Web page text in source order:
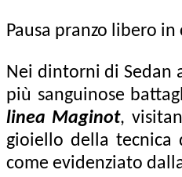
Pausa pranzo libero in
Nei dintorni di Sedan
più sanguinose
linea Maginot,
gioiello della tecnica
come evidenziato